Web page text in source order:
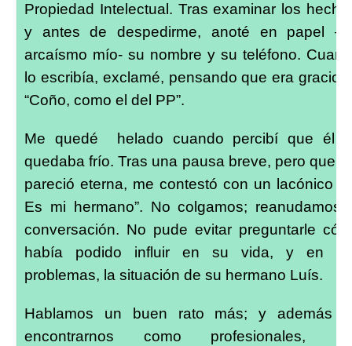
Propiedad Intelectual. Tras examinar los
y antes de despedirme, anoté en papel
arcaísmo mío- su nombre y su teléfono.
lo escribía, exclamé, pensando que era
“Coño, como el del PP”.
Me quedé helado cuando percibí que él
quedaba frío. Tras una pausa breve, pero que
pareció eterna, me contestó con un lacónico
Es mi hermano”. No colgamos; reanudamos
conversación. No pude evitar preguntarle
había podido influir en su vida, y en
problemas, la situación de su hermano Luís.
Hablamos un buen rato más; y además
encontrarnos como profesionales,